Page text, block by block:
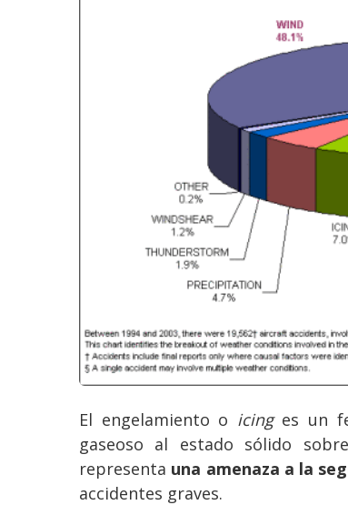
El engelamiento o icinges un
gaseoso al estado sólido
representa una amenaza a la
accidentes graves.